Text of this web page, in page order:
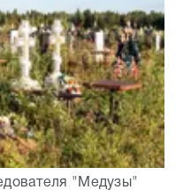
"Медузы"